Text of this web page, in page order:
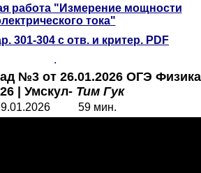
работа "Измерение мощности
тока"
301-304 с отв. и критер. PDF
.
№3 от 26.01.2026 ОГЭ Физика
Умскул- Тим Гук
59 мин.